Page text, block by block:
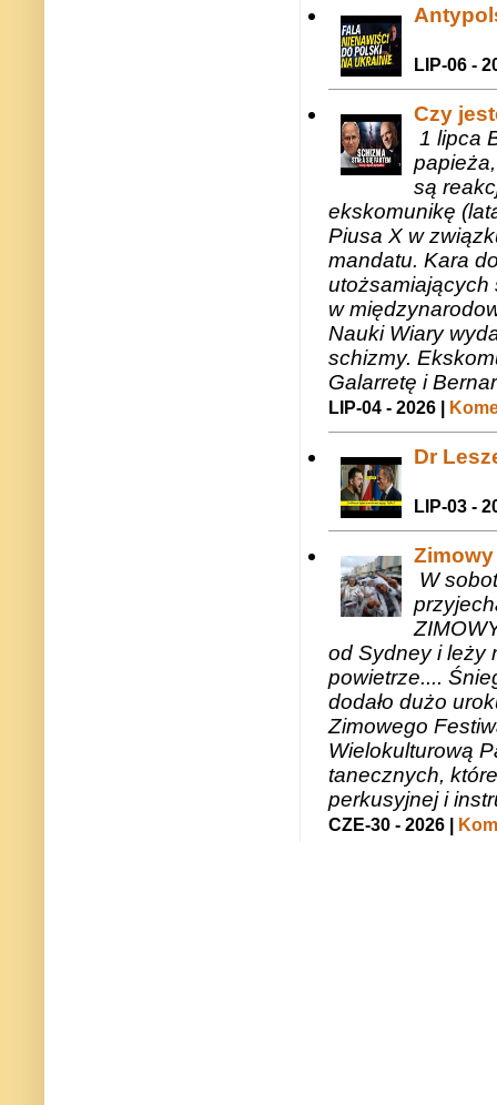
LIP-06 -
Czy
1 lipca
są
ekskomunikę
Piusa X w
mandatu. Kara
utożsamiających
w
Nauki Wiary
schizmy.
Galarretę i
LIP-04 - 2026 |
Dr
LIP-03 -
W
od Sydney i leży
powietrze....
dodało dużo
Zimowego
Wielokulturową
tanecznych,
perkusyjnej i
CZE-30 - 2026 |